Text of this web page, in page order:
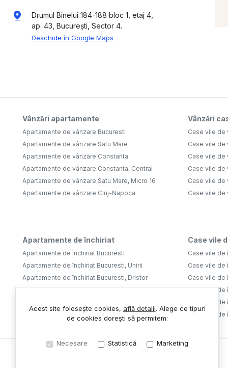
Drumul Binelui 184-188 bloc 1, etaj 4,
ap. 43, București, Sector 4.
Deschide în Google Maps
Vânzări apartamente
Apartamente de vânzare Bucuresti
Apartamente de vânzare Satu Mare
Apartamente de vânzare Constanta
Apartamente de vânzare Constanta, Central
Apartamente de vânzare Satu Mare, Micro 16
Apartamente de vânzare Cluj-Napoca
Vânzări
Case vile de
Case vile de
Case vile de
Case vile de
Case vile de
Case vile de
Apartamente de închiriat
Apartamente de închiriat Bucuresti
Apartamente de închiriat Bucuresti, Unirii
Apartamente de închiriat Bucuresti, Dristor
Apartamente de închiriat Bucuresti, Tineretului
Apartamente de închiriat Bucuresti, Lujerului
Case vile
Case vile de
Case vile de
Case vile de
Case vile de
Case vile
Case vile
Acest site folosește cookies, află detalii. Alege ce tipuri
de cookies dorești să permitem:
Necesare Statistică Marketing